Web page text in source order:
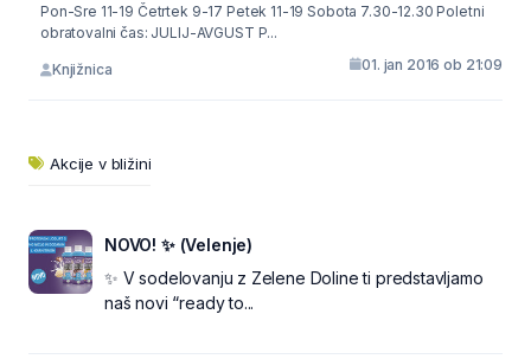
Pon-Sre 11-19 Četrtek 9-17 Petek 11-19 Sobota 7.30-12.30 Poletni
obratovalni čas: JULIJ-AVGUST P...
Knjižnica 01. jan 2016 ob 21:09
Akcije v bližini
NOVO! ✨ (Velenje)
✨ V sodelovanju z Zelene Doline ti predstavljamo
naš novi “ready to...